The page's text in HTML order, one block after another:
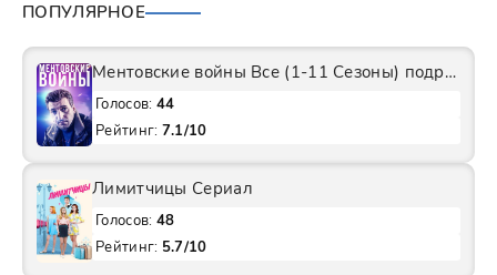
ПОПУЛЯРНОЕ
Ментовские войны Все (1-11 Сезоны) подряд Сериал
Голосов: 44
Рейтинг: 7.1/10
Лимитчицы Сериал
Голосов: 48
Рейтинг: 5.7/10